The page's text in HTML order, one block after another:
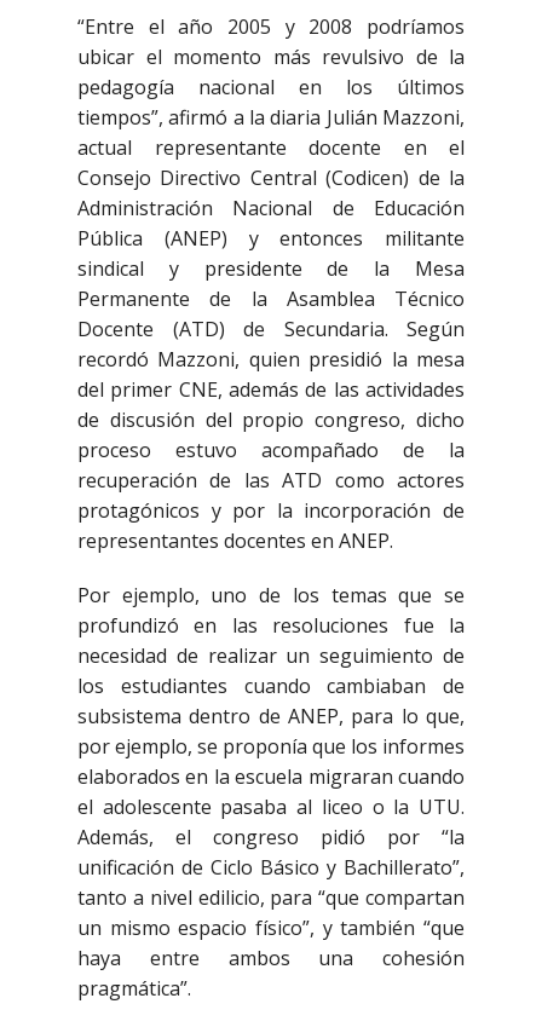
“Entre el año 2005 y 2008 podríamos
ubicar el momento más revulsivo de la
pedagogía nacional en los últimos
tiempos”, afirmó a la diaria Julián Mazzoni,
actual representante docente en el
Consejo Directivo Central (Codicen) de la
Administración Nacional de Educación
Pública (ANEP) y entonces militante
sindical y presidente de la Mesa
Permanente de la Asamblea Técnico
Docente (ATD) de Secundaria. Según
recordó Mazzoni, quien presidió la mesa
del primer CNE, además de las actividades
de discusión del propio congreso, dicho
proceso estuvo acompañado de la
recuperación de las ATD como actores
protagónicos y por la incorporación de
representantes docentes en ANEP.
Por ejemplo, uno de los temas que se
profundizó en las resoluciones fue la
necesidad de realizar un seguimiento de
los estudiantes cuando cambiaban de
subsistema dentro de ANEP, para lo que,
por ejemplo, se proponía que los informes
elaborados en la escuela migraran cuando
el adolescente pasaba al liceo o la UTU.
Además, el congreso pidió por “la
unificación de Ciclo Básico y Bachillerato”,
tanto a nivel edilicio, para “que compartan
un mismo espacio físico”, y también “que
haya entre ambos una cohesión
pragmática”.